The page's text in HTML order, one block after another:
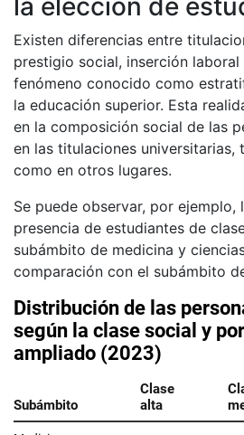
la elección de
Existen diferencias entre
prestigio social, inserción
fenómeno conocido como
la educación superior. Esta
en la composición social de las
en las titulaciones universitarias,
como en otros lugares.
Se puede observar, por ejemplo,
presencia de estudiantes de
subámbito de medicina y
comparación con el subámbito